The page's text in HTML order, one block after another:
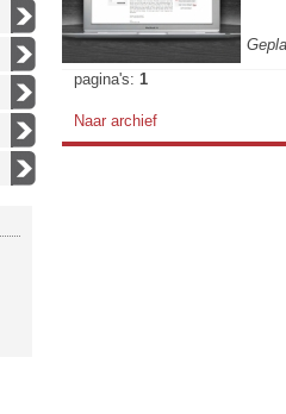
pagina's: 1
Naar archief